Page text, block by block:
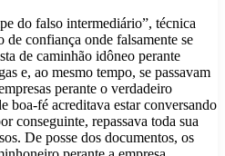
do falso intermediário”, técnica
de confiança onde falsamente se
de caminhão idôneo perante
e, ao mesmo tempo, se passavam
perante o verdadeiro
boa-fé acreditava estar conversando
conseguinte, repassava toda sua
De posse dos documentos, os